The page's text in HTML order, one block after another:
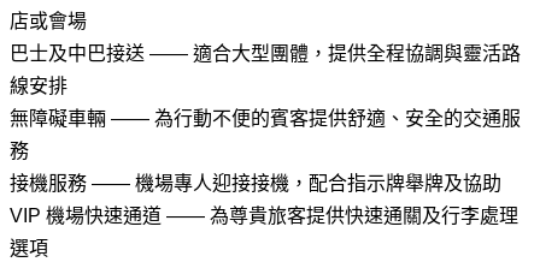
店或會場
巴士及中巴接送 —— 適合大型團體，提供全程協調與靈活路
線安排
無障礙車輛 —— 為行動不便的賓客提供舒適、安全的交通服
務
接機服務 —— 機場專人迎接接機，配合指示牌舉牌及協助
VIP 機場快速通道 —— 為尊貴旅客提供快速通關及行李處理
選項